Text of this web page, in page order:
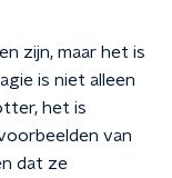
zijn, maar het is
is niet alleen
het is
van
dat ze